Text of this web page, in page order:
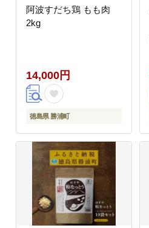
阿波すだち鶏 もも肉
2kg
14,000円
徳島県 勝浦町